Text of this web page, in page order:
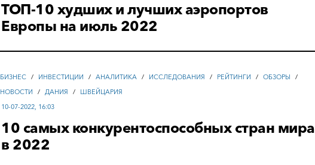
ТОП-10 худших и лучших аэропортов
Европы на июль 2022
БИЗНЕС / ИНВЕСТИЦИИ / АНАЛИТИКА / ИССЛЕДОВАНИЯ / РЕЙТИНГИ / ОБЗОРЫ
/
НОВОСТИ
/ ДАНИЯ /
ШВЕЙЦАРИЯ
10-07-2022, 16:03
10 самых конкурентоспособных стран мира
в 2022